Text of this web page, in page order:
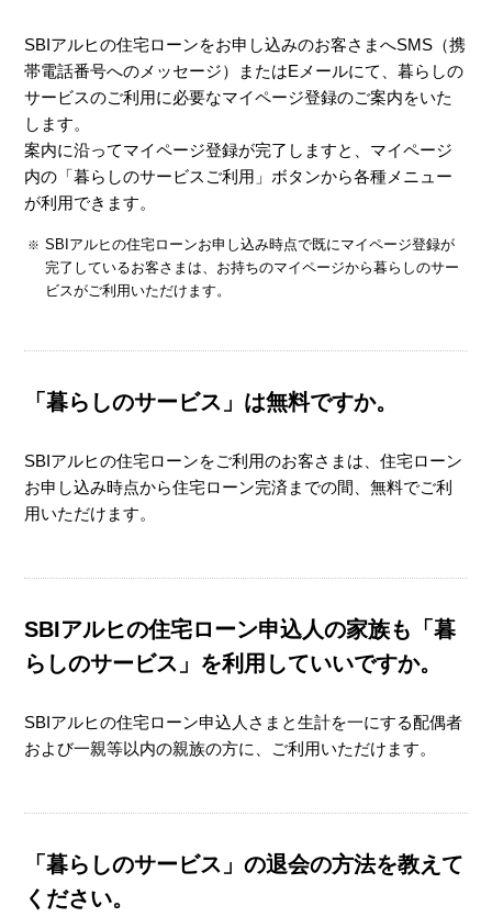
SBIアルヒの住宅ローンをお申し込みのお客さまへSMS（携
帯電話番号へのメッセージ）またはEメールにて、暮らしの
サービスのご利用に必要なマイページ登録のご案内をいた
します。
案内に沿ってマイページ登録が完了しますと、マイページ
内の「暮らしのサービスご利用」ボタンから各種メニュー
が利用できます。
SBIアルヒの住宅ローンお申し込み時点で既にマイページ登録が
完了しているお客さまは、お持ちのマイページから暮らしのサー
ビスがご利用いただけます。
「暮らしのサービス」は無料ですか。
SBIアルヒの住宅ローンをご利用のお客さまは、住宅ローン
お申し込み時点から住宅ローン完済までの間、無料でご利
用いただけます。
SBIアルヒの住宅ローン申込人の家族も「暮
らしのサービス」を利用していいですか。
SBIアルヒの住宅ローン申込人さまと生計を一にする配偶者
および一親等以内の親族の方に、ご利用いただけます。
「暮らしのサービス」の退会の方法を教えて
ください。